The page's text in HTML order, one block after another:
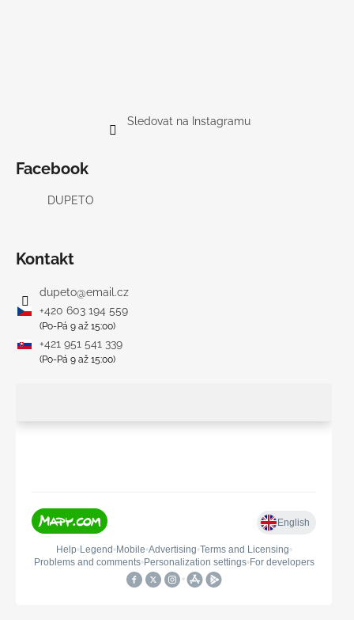
Sledovat na Instagramu
Facebook
DUPETO
Kontakt
dupeto@email.cz
+420 603 194 559
(Po-Pá 9 až 15:00)
+421 951 541 339
(Po-Pá 9 až 15:00)